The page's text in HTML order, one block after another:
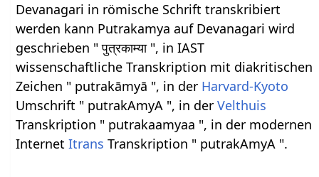
Devanagari in römische Schrift transkribiert
werden kann Putrakamya auf Devanagari wird
geschrieben " पुत्रकाम्या ", in IAST
wissenschaftliche Transkription mit diakritischen
Zeichen " putrakāmyā ", in der Harvard-Kyoto
Umschrift " putrakAmyA ", in derVelthuis
Transkription " putrakaamyaa ", in der modernen
InternetItrans Transkription " putrakAmyA ".